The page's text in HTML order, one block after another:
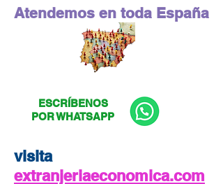
Atendemos en toda España
ESCRÍBENOS
POR WHATSAPP
visita
extranjeriaeconomica.com